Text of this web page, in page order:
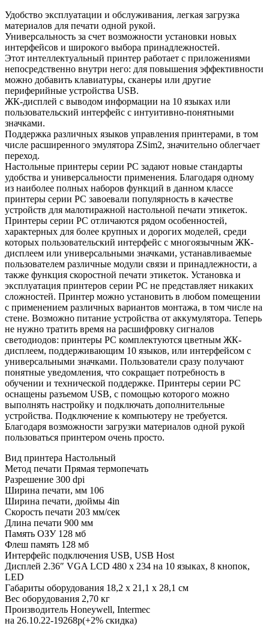
Удобство эксплуатации и обслуживания, легкая загрузка
материалов для печати одной рукой.
Универсальность за счет возможности установки новых
интерфейсов и широкого выбора принадлежностей.
Этот интеллектуальный принтер работает с приложениями
непосредственно внутри него: для повышения эффективности
можно добавить клавиатуры, сканеры или другие
периферийные устройства USB.
ЖК-дисплей с выводом информации на 10 языках или
пользовательский интерфейс с интуитивно-понятными
значками.
Поддержка различных языков управления принтерами, в том
числе расширенного эмулятора ZSim2, значительно облегчает
переход.
Настольные принтеры серии PC задают новые стандарты
удобства и универсальности применения. Благодаря одному
из наиболее полных наборов функций в данном классе
принтеры серии PC завоевали популярность в качестве
устройств для малотиражной настольной печати этикеток.
Принтеры серии PC отличаются рядом особенностей,
характерных для более крупных и дорогих моделей, среди
которых пользовательский интерфейс с многоязычным ЖК-
дисплеем или универсальными значками, устанавливаемые
пользователем различные модули связи и принадлежности, а
также функция скоростной печати этикеток. Установка и
эксплуатация принтеров серии PC не представляет никаких
сложностей. Принтер можно установить в любом помещении
с применением различных вариантов монтажа, в том числе на
стене. Возможно питание устройства от аккумулятора. Теперь
не нужно тратить время на расшифровку сигналов
светодиодов: принтеры PC комплектуются цветным ЖК-
дисплеем, поддерживающим 10 языков, или интерфейсом с
универсальными значками. Пользователи сразу получают
понятные уведомления, что сокращает потребность в
обучении и технической поддержке. Принтеры серии PC
оснащены разъемом USB, с помощью которого можно
выполнять настройку и подключать дополнительные
устройства. Подключение к компьютеру не требуется.
Благодаря возможности загрузки материалов одной рукой
пользоваться принтером очень просто.
Вид принтера Настольный
Метод печати Прямая термопечать
Разрешение 300 dpi
Ширина печати, мм 106
Ширина печати, дюймы 4in
Скорость печати 203 мм/сек
Длина печати 900 мм
Память ОЗУ 128 мб
Флеш память 128 мб
Интерфейс подключения USB, USB Host
Дисплей 2.36″ VGA LCD 480 x 234 на 10 языках, 8 кнопок,
LED
Габариты оборудования 18,2 х 21,1 х 28,1 см
Вес оборудования 2,70 кг
Производитель Honeywell, Intermec
на 26.10.22-19268р(+2% скидка)